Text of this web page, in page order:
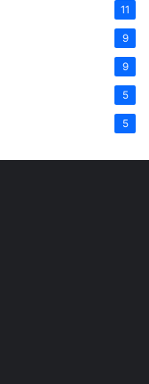
11
9
9
5
5